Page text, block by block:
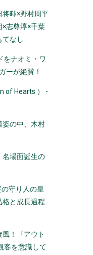
将暉×野村周平
×志尊淳×千葉
てなし
をナオミ・ワ
ーが絶賛！
of Hearts ） -
姿の中、木村
名場面誕生の
守り人の皇
格と成長過程
！『アウト
客を意識して